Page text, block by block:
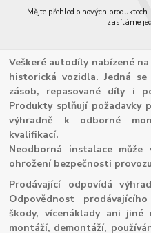
Mějte přehled o nových
zasíláme
Veškeré autodíly nabízené
historická vozidla. Jedná
zásob, repasované díly i
Produkty splňují požadavky
výhradně k odborné
kvalifikací.
Neodborná instalace
ohrožení bezpečnosti
Prodávající odpovídá
Odpovědnost
škody, vícenáklady ani
montáží, demontáží,